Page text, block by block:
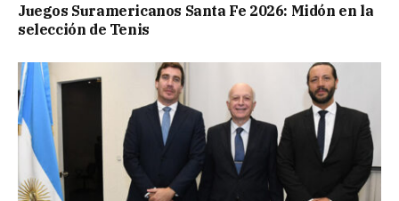
Juegos Suramericanos Santa Fe 2026: Midón en la
selección de Tenis